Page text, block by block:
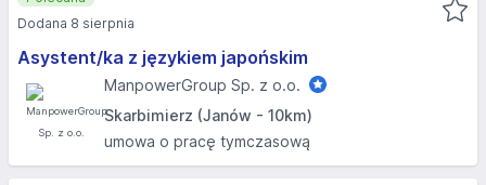
Asystent/ka z językiem japońskim
ManpowerGroup Sp. z o.o.
Skarbimierz (Janów - 10km)
umowa o pracę tymczasową
Dodana 8 sierpnia